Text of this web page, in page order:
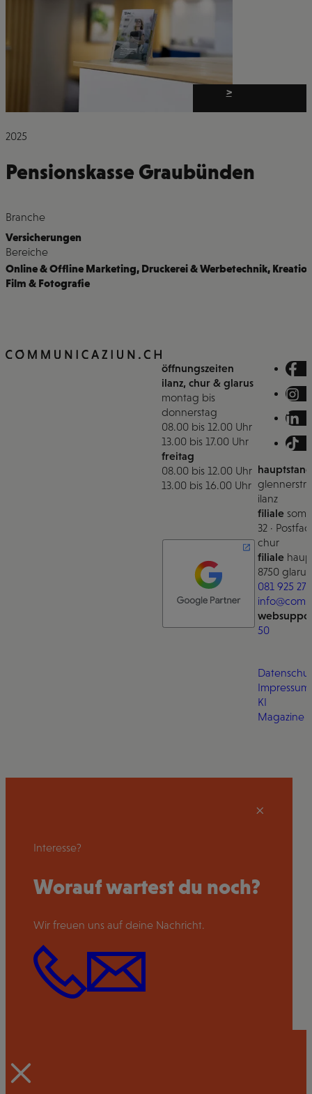
>
2025
Pensionskasse Graubünden
Branche
Versicherungen
Bereiche
Online & Offline Marketing, Druckerei & Werbetechnik,
Film & Fotografie
öffnungszeiten
ilanz, chur & glarus
montag bis
donnerstag
08.00 bis 12.00 Uhr
13.00 bis 17.00 Uhr
freitag
08.00 bis 12.00 Uhr
13.00 bis 16.00 Uhr
ilanz
filiale
32 ·
chur
filiale
8750 glarus
081 925 27
50
Impressum
KI
Magazine
Interesse?
Worauf wartest du noch?
Wir freuen uns auf deine Nachricht.